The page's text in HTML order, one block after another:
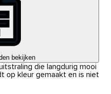
bekijken
die langdurig mooi
op kleur gemaakt en is niet